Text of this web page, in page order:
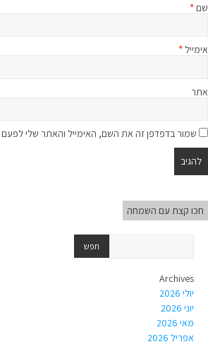
שם*
אימייל *
אתר
שמור בדפדפן זה את השם, האימייל והאתר שלי
חכו קצת עם השמחה
Archives
יולי 2026
יוני 2026
מאי 2026
אפריל 2026